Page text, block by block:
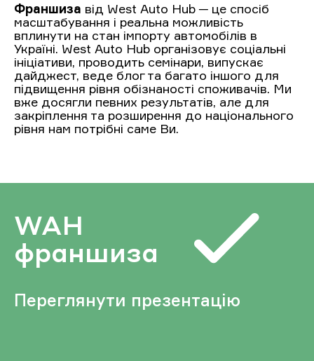
Франшиза від West Auto Hub ─ це спосіб
масштабування і реальна можливість
вплинути на стан імпорту автомобілів в
Україні. West Auto Hub організовує соціальні
ініціативи, проводить семінари, випускає
дайджест, веде блог та багато іншого для
підвищення рівня обізнаності споживачів. Ми
вже досягли певних результатів, але для
закріплення та розширення до національного
рівня нам потрібні саме Ви.
WAH
франшиза
Переглянути презентацію